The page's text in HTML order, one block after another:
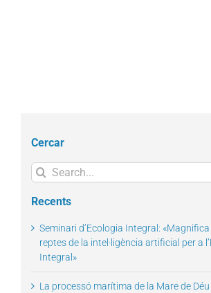
Cercar
Search
for:
Recents
Seminari d’Ecologia Integral:
reptes de la intel·ligència artificial per a
Integral»
La processó marítima de la Mare de